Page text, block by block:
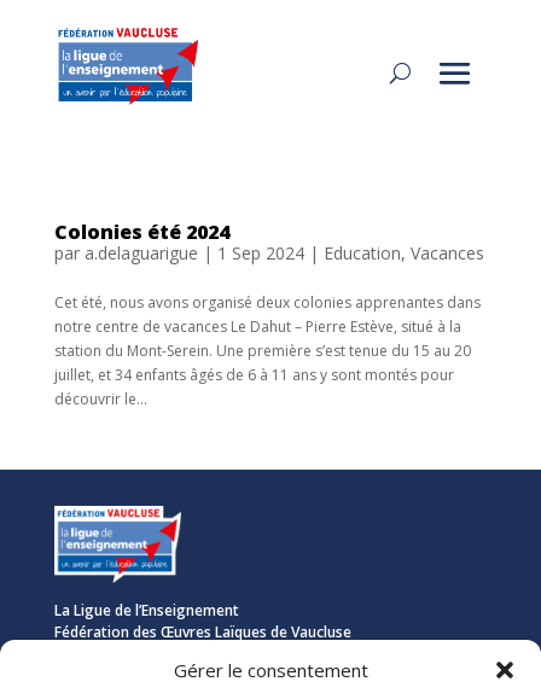
Gérer le consentement
Colonies été 2024
par a.delaguarigue | 1 Sep 2024| Education, Vacances
Cet été, nous avons organisé deux colonies apprenantes dans
notre centre de vacances Le Dahut – Pierre Estève, situé à la
station du Mont-Serein. Une première s’est tenue du 15 au 20
juillet, et 34 enfants âgés de 6 à 11 ans y sont montés pour
découvrir le...
La Ligue de l’Enseignement
Fédération des Œuvres Laïques de Vaucluse